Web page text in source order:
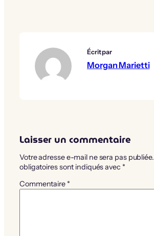
Écrit par
Morgan Marietti
Laisser un commentaire
Votre adresse e-mail ne sera pas publiée.
obligatoires sont indiqués avec *
Commentaire *